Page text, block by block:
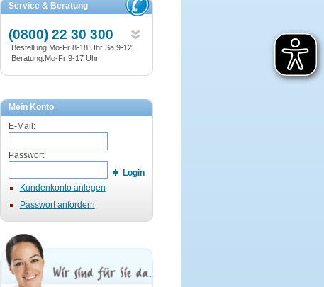
Service & Beratung
(0800) 22 30 300
Bestellung:Mo-Fr 8-18 Uhr;Sa 9-12
Beratung:Mo-Fr 9-17 Uhr
Mein Konto
E-Mail:
Passwort:
Login
Kundenkonto anlegen
Passwort anfordern